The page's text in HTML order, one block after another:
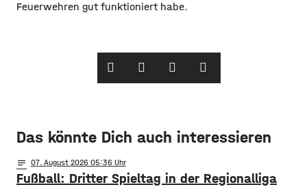
Feuerwehren gut funktioniert habe.
Das könnte Dich auch interessieren
notes 07. August 2026 05:36
Fußball: Dritter Spieltag in der Regionalliga